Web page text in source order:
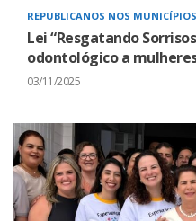
REPUBLICANOS NOS MUNICÍPIOS
Lei “Resgatando
odontológico a
03/11/2025